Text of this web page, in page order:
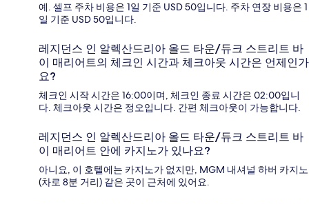
예. 셀프 주차 비용은 1일 기준 USD 50입니다. 주차 연장 비용은 1
일 기준 USD 50입니다.
레지던스 인 알렉산드리아 올드 타운/듀크 스트리트 바
이 매리어트의 체크인 시간과 체크아웃 시간은 언제인가
요?
체크인 시작 시간은 16:00이며, 체크인 종료 시간은 02:00입니
다. 체크아웃 시간은 정오입니다. 간편 체크아웃이 가능합니다.
레지던스 인 알렉산드리아 올드 타운/듀크 스트리트 바
이 매리어트 안에 카지노가 있나요?
아니요, 이 호텔에는 카지노가 없지만, MGM 내셔널 하버 카지노
(차로 8분 거리) 같은 곳이 근처에 있어요.